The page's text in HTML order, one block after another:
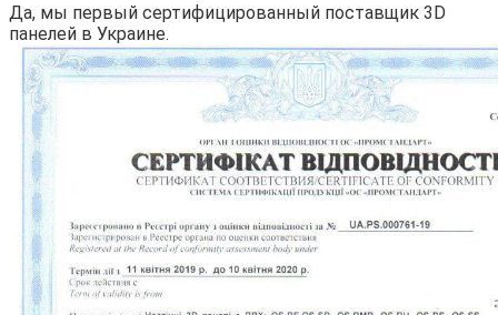
Да, мы первый сертифицированный поставщик 3D
панелей в Украине.